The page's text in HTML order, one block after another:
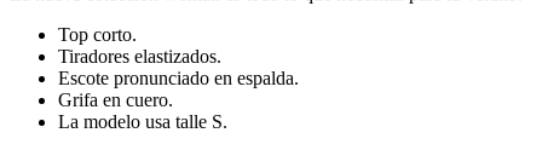
Top corto.
Tiradores elastizados.
Escote pronunciado en espalda.
Grifa en cuero.
La modelo usa talle S.